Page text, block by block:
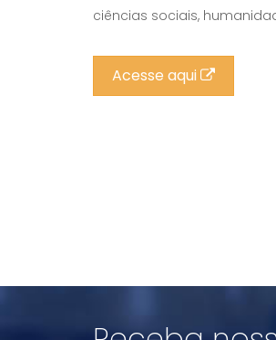
ciências sociais,
Acesse aqui